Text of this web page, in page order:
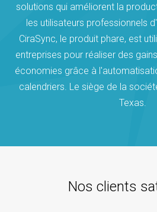
solutions qui améliorent la
les utilisateurs professionnels
CiraSync, le produit phare, est
entreprises pour réaliser des
économies grâce à
calendriers. Le siège de la
Texas.
Nos clients